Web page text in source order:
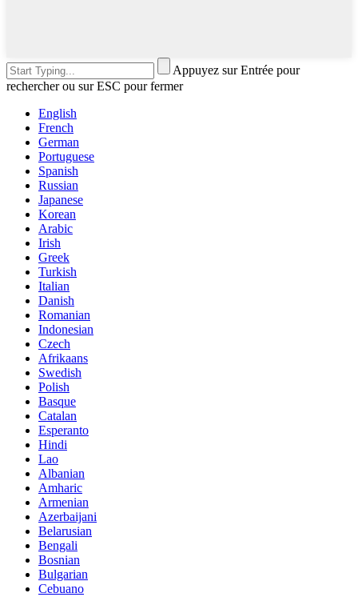
Appuyez sur Entrée pour
rechercher ou sur ESC pour fermer
English
French
German
Portuguese
Spanish
Russian
Japanese
Korean
Arabic
Irish
Greek
Turkish
Italian
Danish
Romanian
Indonesian
Czech
Afrikaans
Swedish
Polish
Basque
Catalan
Esperanto
Hindi
Lao
Albanian
Amharic
Armenian
Azerbaijani
Belarusian
Bengali
Bosnian
Bulgarian
Cebuano